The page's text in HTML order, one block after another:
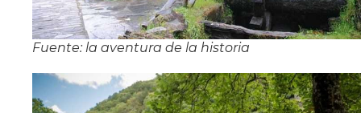
Fuente: la aventura de la historia